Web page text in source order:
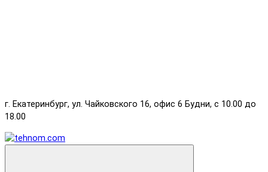
г. Екатеринбург, ул. Чайковского 16, офис 6 Будни, с 10.00 до
18.00